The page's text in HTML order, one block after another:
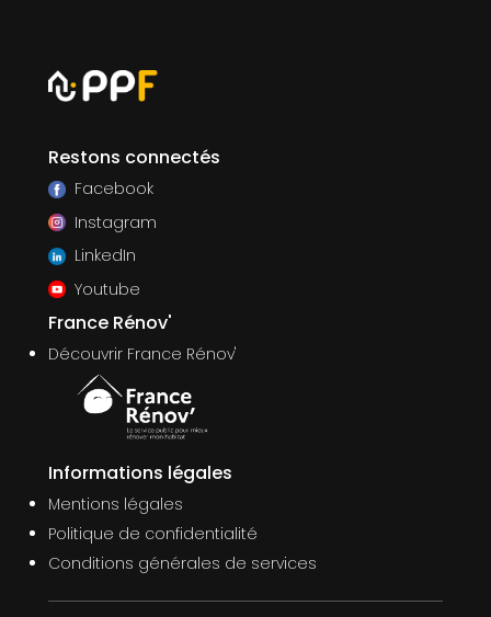
Restons connectés
Facebook
Instagram
LinkedIn
Youtube
France Rénov'
Découvrir France Rénov'
Informations légales
Mentions légales
Politique de confidentialité
Conditions générales de services